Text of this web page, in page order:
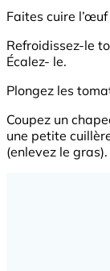
Faites cuire
Refroidissez-le
Écalez- le.
Plongez les
Coupez un
une petite
(enlevez le gras).